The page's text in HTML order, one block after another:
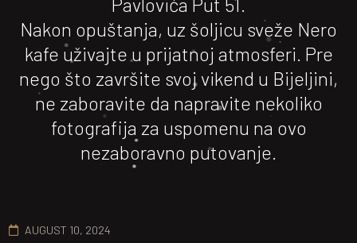
Pavlovića Put 51.
Nakon opuštanja, uz šoljicu sveže Nero
kafe uživajte u prijatnoj atmosferi. Pre
nego što završite svoj vikend u Bijeljini,
ne zaboravite da napravite nekoliko
fotografija za uspomenu na ovo
nezaboravno putovanje.
AUGUST 10, 2024